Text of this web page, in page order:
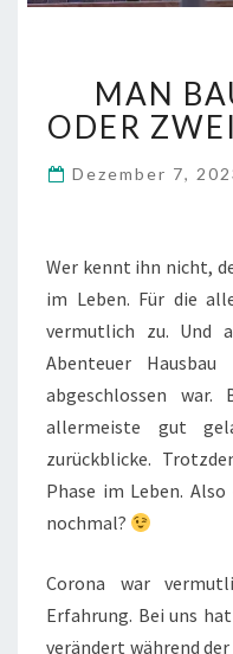
MAN
ODER
Dezember 7,
Wer kennt ihn nicht,
im Leben. Für die
vermutlich zu. Und
Abenteuer
abgeschlossen
allermeiste gut
zurückblicke.
Phase im Leben.
nochmal?
Corona war
Erfahrung. Bei uns
verändert während